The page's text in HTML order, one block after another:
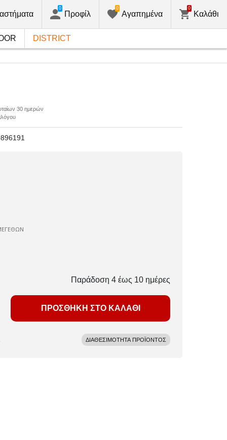
Προφίλ
0
Αγαπημένα
0
Καλάθι
0
DISTRICT
30 ημερών
Παράδοση 4 έως 10 ημέρες
ΠΡΟΣΘΗΚΗ ΣΤΟ ΚΑΛΑΘΙ
ΔΙΑΘΕΣΙΜΟΤΗΤΑ ΠΡΟΪΟΝΤΟΣ